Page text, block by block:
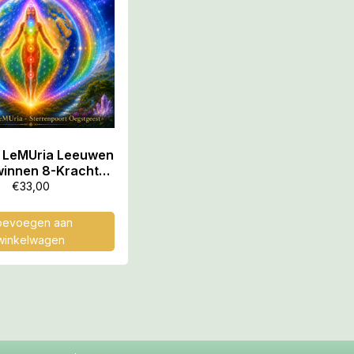
Leeuwen
8-Kracht
Vlies en zet een
57.57 min
€33,00
aan